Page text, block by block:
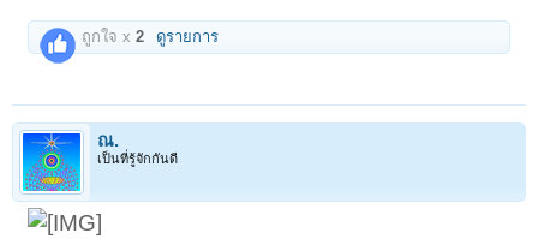
ถูกใจ x2 ดูรายการ
ณ.
เป็นที่รู้จักกันดี